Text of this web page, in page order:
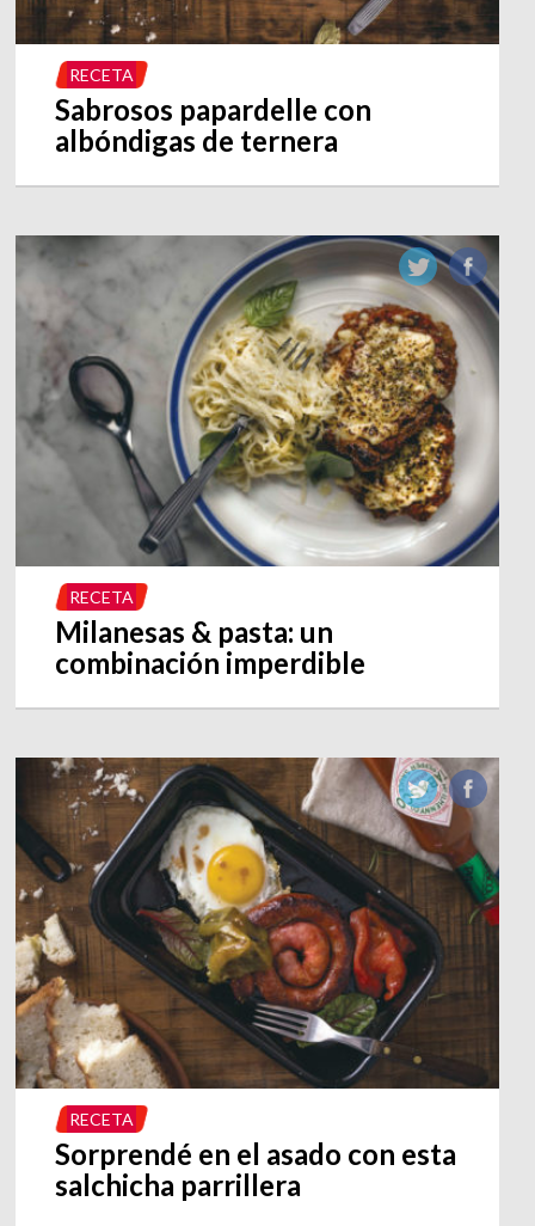
RECETA
Sabrosos papardelle con
albóndigas de ternera
RECETA
Milanesas & pasta: un
combinación imperdible
RECETA
Sorprendé en el asado con esta
salchicha parrillera